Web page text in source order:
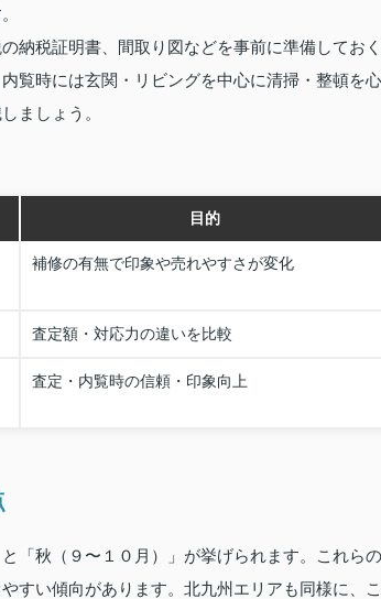
納税証明書、間取り図などを事前に準備しておく
覧時には玄関・リビングを中心に清掃・整頓を心
ましょう。
目的
補修の有無で印象や売れやすさが変化
査定額・対応力の違いを比較
査定・内覧時の信頼・印象向上
「秋（９〜１０月）」が挙げられます。これらの
すい傾向があります。北九州エリアも同様に、こ